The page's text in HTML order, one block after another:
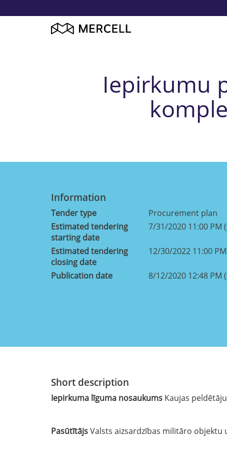
Iepirkumu
Information
Tender type
Procurement plan
Estimated tendering
starting date
7/31/2020 11:00 PM
Estimated tendering
closing date
12/30/2022 11:00
Publication date 8/12/2020 12:48 PM
Short description
Iepirkuma līguma nosaukums Kaujas
PasūtītājsValsts aizsardzības militāro objektu